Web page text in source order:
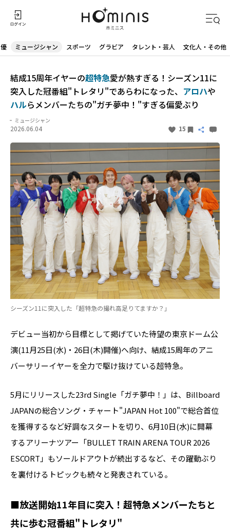
ミュージシャン スポーツ グラビア タレント・芸人 文化人・その他
結成15周年イヤーの超特急愛が熱すぎる！シーズン11に
突入した冠番組"トレタリ"であらわになった、 アロハや
ハルらメンバーたちの"ガチ夢中！"すぎる偏愛ぶり
ミュージシャン
2026.06.04 15
シーズン11に突入した「超特急の撮れ高足りてますか？」
デビュー当初から目標として掲げていた待望の東京ドーム公
演(11月25日(水)・26日(木)開催)へ向け、結成15周年のアニ
バーサリーイヤーを全力で駆け抜けている超特急。
5月にリリースした23rd Single「ガチ夢中！」は、Billboard
JAPANの総合ソング・チャート"JAPAN Hot 100"で総合首位
を獲得するなど好調なスタートを切り、6月10日(水)に開幕
するアリーナツアー「BULLET TRAIN ARENA TOUR 2026
ESCORT」もソールドアウトが続出するなど、その躍動ぶり
を裏付けるトピックも続々と発表されている。
■放送開始11年目に突入！超特急メンバーたちと
共に歩む冠番組"トレタリ"